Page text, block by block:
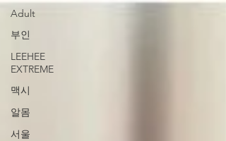
Adult
부인
LEEHEE
EXTREME
맥시
알몸
서울